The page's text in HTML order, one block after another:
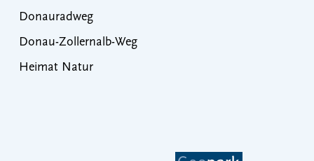
Donauradweg
Donau-Zollernalb-Weg
Heimat Natur